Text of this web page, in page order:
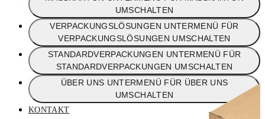
UMSCHALTEN
VERPACKUNGSLÖSUNGEN UNTERMENÜ FÜR
VERPACKUNGSLÖSUNGEN UMSCHALTEN
STANDARDVERPACKUNGEN UNTERMENÜ FÜR
STANDARDVERPACKUNGEN UMSCHALTEN
ÜBER UNS UNTERMENÜ FÜR ÜBER UNS
UMSCHALTEN
KONTAKT